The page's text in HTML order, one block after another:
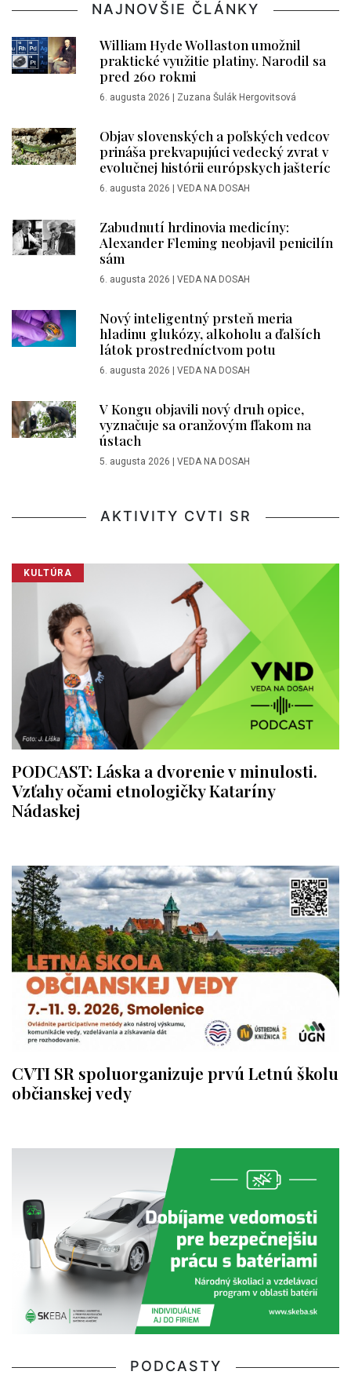
NAJNOVŠIE ČLÁNKY
William Hyde Wollaston umožnil
praktické využitie platiny. Narodil sa
pred 260 rokmi
6. augusta 2026 Zuzana Šulák Hergovitsová
Objav slovenských a poľských vedcov
prináša prekvapujúci vedecký zvrat v
evolučnej histórii európskych jašteríc
6. augusta 2026 VEDA NA DOSAH
Zabudnutí hrdinovia medicíny:
Alexander Fleming neobjavil penicilín
sám
6. augusta 2026 VEDA NA DOSAH
Nový inteligentný prsteň meria
hladinu glukózy, alkoholu a ďalších
látok prostredníctvom potu
6. augusta 2026 VEDA NA DOSAH
V Kongu objavili nový druh opice,
vyznačuje sa oranžovým fľakom na
ústach
5. augusta 2026 VEDA NA DOSAH
AKTIVITY CVTI SR
KULTÚRA
PODCAST: Láska a dvorenie v minulosti.
Vzťahy očami etnologičky Kataríny
Nádaskej
CVTI SR spoluorganizuje prvú Letnú školu
občianskej vedy
PODCASTY